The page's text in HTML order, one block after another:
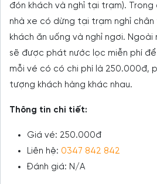
đón khách và nghỉ tại trạm). Trong
nhà xe có dừng tại trạm nghỉ chân
khách ăn uống và nghỉ ngơi.
sẽ được phát nước lọc miễn phí
mỗi vé có có chi phí là 250.000đ,
tượng khách hàng khác nhau.
Thông tin chi tiết:
Giá vé: 250.000đ
Liên hệ: 0347 842 842
Đánh giá: N/A